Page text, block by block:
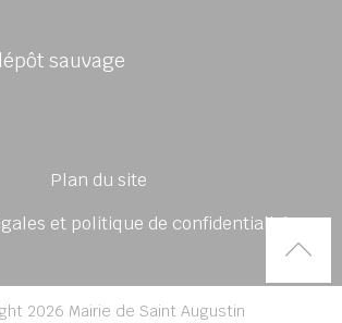
sauvage
Plan du site
et politique de confidentialité
2026 Mairie de Saint Augustin